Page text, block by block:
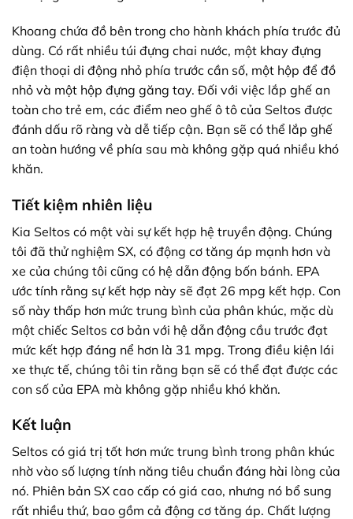
Khoang chứa đồ bên trong cho hành khách phía trước đủ
dùng. Có rất nhiều túi đựng chai nước, một khay đựng
điện thoại di động nhỏ phía trước cần số, một hộp để đồ
nhỏ và một hộp đựng găng tay. Đối với việc lắp ghế an
toàn cho trẻ em, các điểm neo ghế ô tô của Seltos được
đánh dấu rõ ràng và dễ tiếp cận. Bạn sẽ có thể lắp ghế
an toàn hướng về phía sau mà không gặp quá nhiều khó
khăn.
Tiết kiệm nhiên liệu
Kia Seltos có một vài sự kết hợp hệ truyền động. Chúng
tôi đã thử nghiệm SX, có động cơ tăng áp mạnh hơn và
xe của chúng tôi cũng có hệ dẫn động bốn bánh. EPA
ước tính rằng sự kết hợp này sẽ đạt 26 mpg kết hợp. Con
số này thấp hơn mức trung bình của phân khúc, mặc dù
một chiếc Seltos cơ bản với hệ dẫn động cầu trước đạt
mức kết hợp đáng nể hơn là 31 mpg. Trong điều kiện lái
xe thực tế, chúng tôi tin rằng bạn sẽ có thể đạt được các
con số của EPA mà không gặp nhiều khó khăn.
Kết luận
Seltos có giá trị tốt hơn mức trung bình trong phân khúc
nhờ vào số lượng tính năng tiêu chuẩn đáng hài lòng của
nó. Phiên bản SX cao cấp có giá cao, nhưng nó bổ sung
rất nhiều thứ, bao gồm cả động cơ tăng áp. Chất lượng